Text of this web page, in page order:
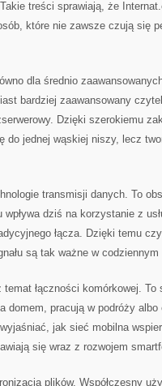
treści sprawiają, że
które nie zawsze czują się
dla średnio
bardziej zaawansowany
Dzięki szerokiemu
do jednej wąskiej niszy, lecz
transmisji danych. To
dziś na korzystanie z
łącza. Dzięki temu
są tak ważne w
temat łączności komórkowej.
domem, pracują w podróży
jak sieć mobilna
się wraz z rozwojem
plików. Współczesny